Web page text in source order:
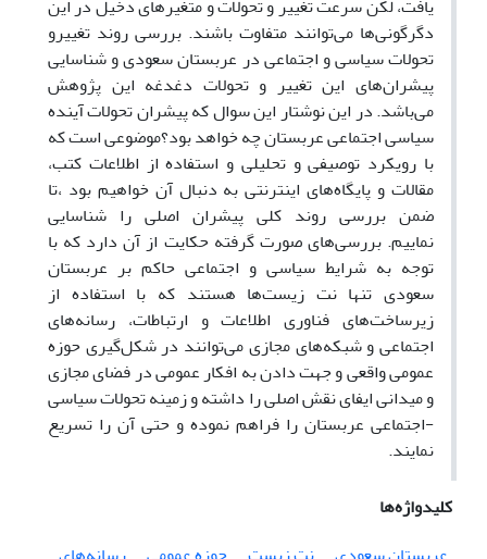
یافت، لکن سرعت تغییر و تحولات و متغیرهای دخیل در این
دگرگونی‌ها می‌توانند متفاوت باشند. بررسی روند تغییرو
تحولات سیاسی و اجتماعی در عربستان سعودی و شناسایی
پیشران‌های این تغییر و تحولات دغدغه این پژوهش
می‌باشد. در این نوشتار این سوال که پیشران تحولات آینده
سیاسی اجتماعی عربستان چه خواهد بود؟موضوعی است که
با رویکرد توصیفی و تحلیلی و استفاده از اطلاعات کتب،
مقالات و پایگاه‌های اینترنتی به دنبال آن خواهیم بود ،تا
ضمن بررسی روند کلی پیشران اصلی را شناسایی
نماییم. بررسی‌های صورت گرفته حکایت از آن دارد که با
توجه به شرایط سیاسی و اجتماعی حاکم بر عربستان
سعودی تنها نت زیست‌ها هستند که با استفاده از
زیرساخت‌های فناوری اطلاعات و ارتباطات، رسانه‌های
اجتماعی و شبکه‌های مجازی می‌توانند در شکل‌گیری حوزه
عمومی واقعی و جهت دادن به افکار عمومی در فضای مجازی
و میدانی ایفای نقش اصلی را داشته و زمینه تحولات سیاسی
-اجتماعی عربستان را فراهم نموده و حتی آن را تسریع
نمایند.
کلیدواژه‌ها